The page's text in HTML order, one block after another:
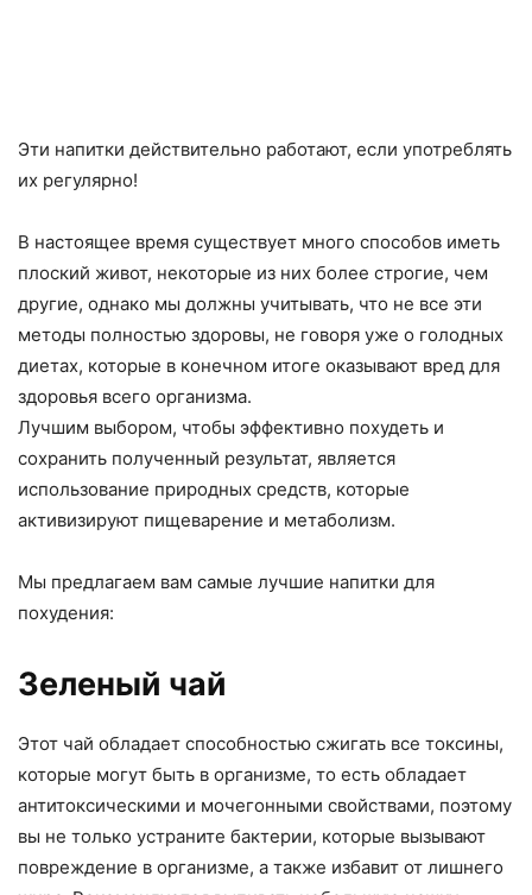
Эти напитки действительно работают, если употреблять
их регулярно!
В настоящее время существует много способов иметь
плоский живот, некоторые из них более строгие, чем
другие, однако мы должны учитывать, что не все эти
методы полностью здоровы, не говоря уже о голодных
диетах, которые в конечном итоге оказывают вред для
здоровья всего организма.
Лучшим выбором, чтобы эффективно похудеть и
сохранить полученный результат, является
использование природных средств, которые
активизируют пищеварение и метаболизм.
Мы предлагаем вам самые лучшие напитки для
похудения:
Зеленый чай
Этот чай обладает способностью сжигать все токсины,
которые могут быть в организме, то есть обладает
антитоксическими и мочегонными свойствами, поэтому
вы не только устраните бактерии, которые вызывают
повреждение в организме, а также избавит от лишнего